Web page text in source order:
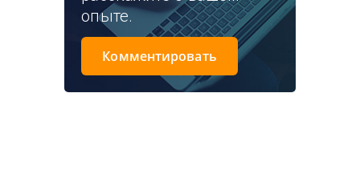
опыте.
Комментировать